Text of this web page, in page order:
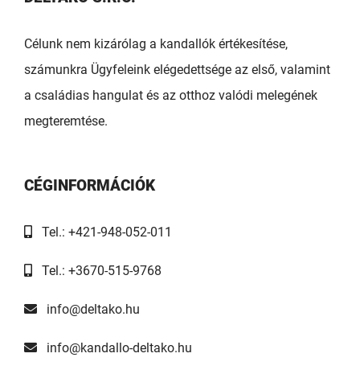
Célunk nem kizárólag a kandallók értékesítése,
számunkra Ügyfeleink elégedettsége az első, valamint
a családias hangulat és az otthoz valódi melegének
megteremtése.
CÉGINFORMÁCIÓK
Tel.: +421-948-052-011
Tel.: +3670-515-9768
info@deltako.hu
info@kandallo-deltako.hu